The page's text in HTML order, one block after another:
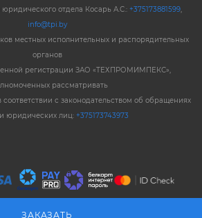
ЗАКАЗАТЬ
отдела Косарь А.С.: +375173881599,
info@tpi.by
местных исполнительных и распорядительных
органов
регистрации ЗАО «ТЕХПРОМИМПЕКС»,
рассматривать
с законодательством об обращениях
юридических лиц: +375173743973